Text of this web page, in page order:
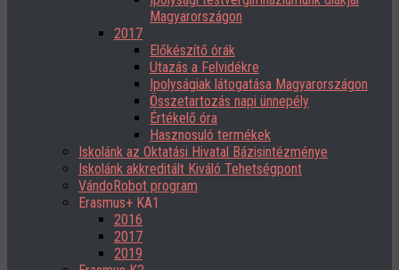
Magyarországon
2017
Előkészítő órák
Utazás a Felvidékre
Ipolyságiak látogatása Magyarországon
Összetartozás napi ünnepély
Értékelő óra
Hasznosuló termékek
Iskolánk az Oktatási Hivatal Bázisintézménye
Iskolánk akkreditált Kiváló Tehetségpont
VándoRobot program
Erasmus+ KA1
2016
2017
2019